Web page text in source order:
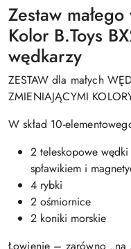
Zestaw
Kolor B.Toys
wędkarzy
ZESTAW dla małych
ZMIENIAJĄCYMI
W skład 10-
2 teleskopowe
spławikiem i
4 rybki
2 ośmiornice
2 koniki morskie